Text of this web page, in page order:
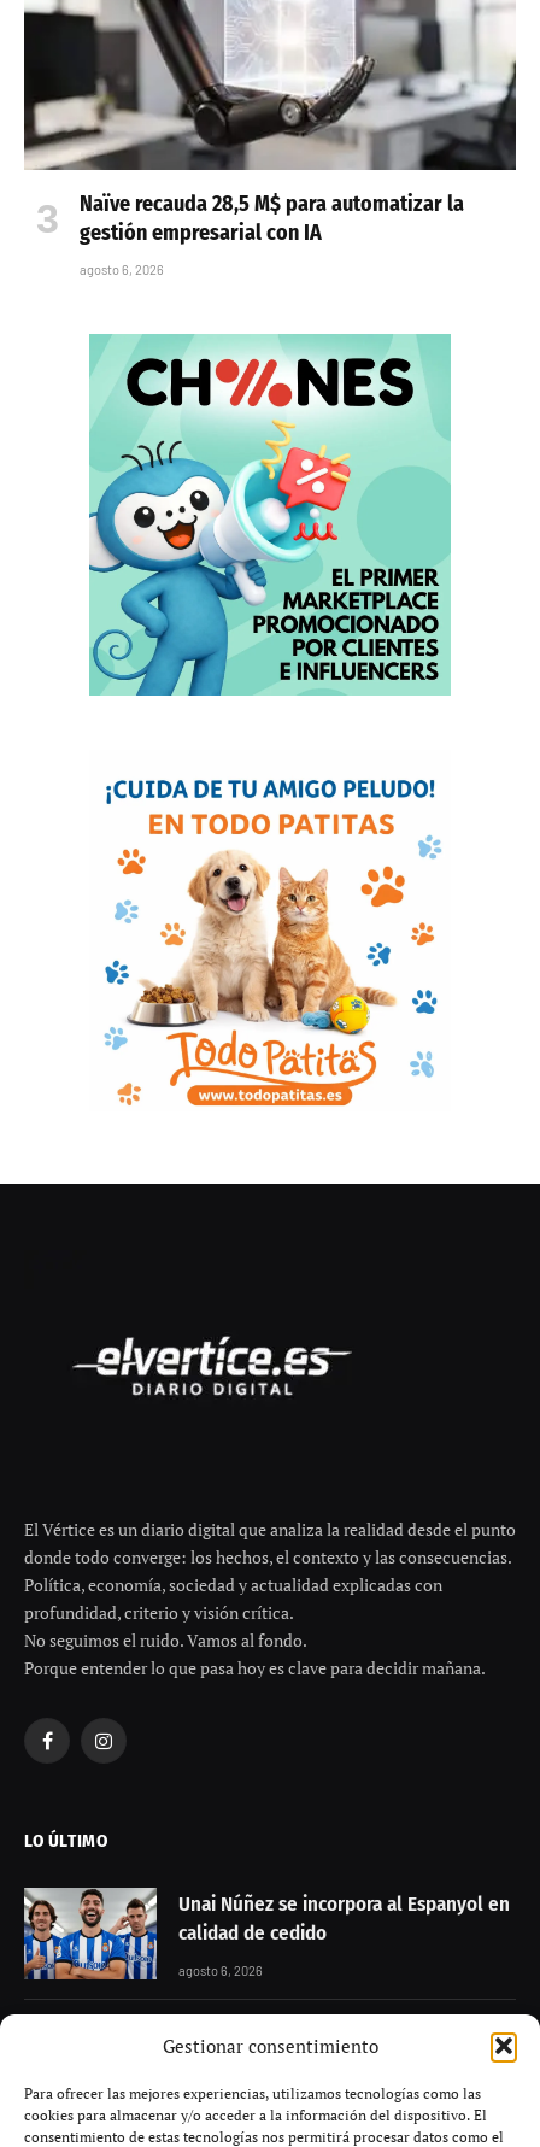
Gestionar consentimiento
Para ofrecer las mejores experiencias, utilizamos tecnologías como las
cookies para almacenar y/o acceder a la información del dispositivo. El
consentimiento de estas tecnologías nos permitirá procesar datos como el
Naïve recauda 28,5 M$ para automatizar la
gestión empresarial con IA
agosto 6, 2026
El Vértice es un diario digital que analiza la realidad desde el punto
donde todo converge: los hechos, el contexto y las consecuencias.
Política, economía, sociedad y actualidad explicadas con
profundidad, criterio y visión crítica.
No seguimos el ruido. Vamos al fondo.
Porque entender lo que pasa hoy es clave para decidir mañana.
FacebookInstagram
LO ÚLTIMO
Unai Núñez se incorpora al Espanyol en
calidad de cedido
agosto 6, 2026
Granada negocia con Alberto Flores
agosto 6, 2026